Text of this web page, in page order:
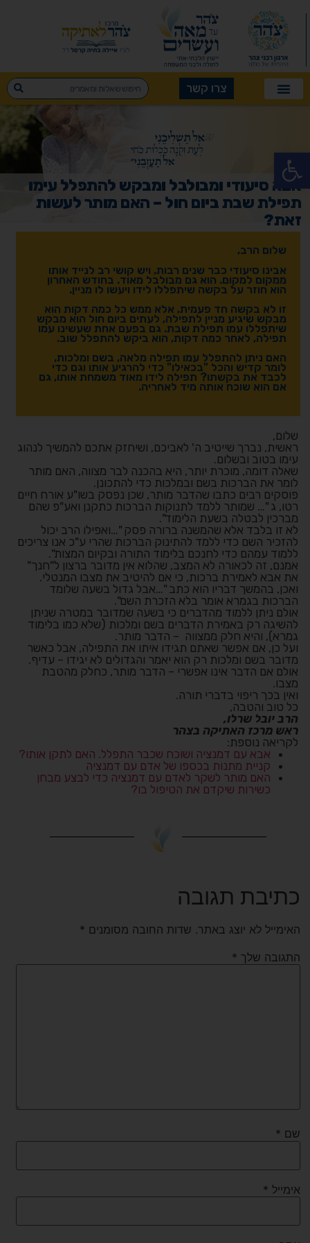
פתח סרגל נגישות
צרו קשר
אבא סיעודי ומבולבל ומבקש להתפלל עימו
תפילת שבת ביום חול – האם מותר לעשות
זאת?
שלום הרב,
אבינו סיעודי כבר שנים רבות, ויש קושי רב לנייד אותו
ממקום למקום. הוא גם מבולבל מאוד. בחודש האחרון
הוא חוזר על בקשה שיתפללו לידו ויעשו לו מניין.
זו לא בקשה חד פעמית, אלא ממש כל כמה דקות הוא
מבקש שיגיע מניין לתפילה, לעתים ביום חול הוא מבקש
שיתפללו עמו תפילת שבת. גם בפעם אחת שעשינו עמו
תפילה, לאחר כמה דקות, הוא ביקש להתפלל שוב.
האם ניתן להתפלל עמו תפילה מלאה, בשם ומלכות,
לומר קדיש והכל "בכאילו" כדי להרגיע אותו וגם כדי
לכבד את בקשתו? תפילה לידו מאוד משמחת אותו, גם
אם הוא שוכח אותה מיד לאחריה.
שלום,
ראשית, נברך שייטיב ה' לאביכם, ושיחזק אתכם להמשיך לנהוג
עימו בטוב ובשלום.
שאלה דומה, מוכרת יותר, היא בהכנה לבר מצווה, האם מותר
לומר את הברכות בשם ובמלכות כדי להתכונן.
פוסקים רבים כתבו שהדבר מותר, שכן נפסק בשו"ע אורח חיים
רטו, ג "… שמותר ללמד לתנוקות הברכות כתקנן ואע"פ שהם
מברכין לבטלה בשעת הלימוד".
לא זו בלבד אלא שהמשנה ברורה פסק "…ואפילו הרב יכול
להזכיר השם כדי ללמד להתינוק הברכות שהרי ע"כ אנו צריכים
ללמוד עמהם כדי לחנכם בלימוד התורה ובקיום המצות".
אמנם, זה לכאורה לא המצב, שהלוא אין מדובר ברצון ל"חנך"
את אבא לאמירת ברכות, כי אם להיטיב את מצבו המנטלי.
ואכן, בהמשך דבריו הוא כתב "…אבל גדול בשעה שלומד
הברכות בגמרא אומר בלא הזכרת השם".
אולם ניתן ללמוד מהדברים כי בשעה שמדובר במטרה שניתן
להשיגה רק באמירת הדברים בשם ומלכות (שלא כמו בלימוד
גמרא), והיא חלק ממצווה – הדבר מותר.
ועל כן, אם אפשר שאתם תגידו איתו את התפילה, אבל כאשר
מדובר בשם ומלכות רק הוא יאמר והגדולים לא יגידו – עדיף.
אולם אם הדבר אינו אפשרי – הדבר מותר, כחלק מהטבת
מצבו.
ואין בכך ריפוי בדברי תורה.
כל טוב והטבה,
הרב יובל שרלו,
ראש מרכז האתיקה בצהר
לקריאה נוספת:
אבא עם דמנציה ושוכח שכבר התפלל. האם לתקן אותו?
קניית מתנות בכספו של אדם עם דמנציה
האם מותר לשקר לאדם עם דמנציה כדי לבצע מבחן
כשירות שיקדם את הטיפול בו?
כתיבת תגובה
האימייל לא יוצג באתר. שדות החובה מסומנים *
התגובה שלך *
שם *
אימייל *